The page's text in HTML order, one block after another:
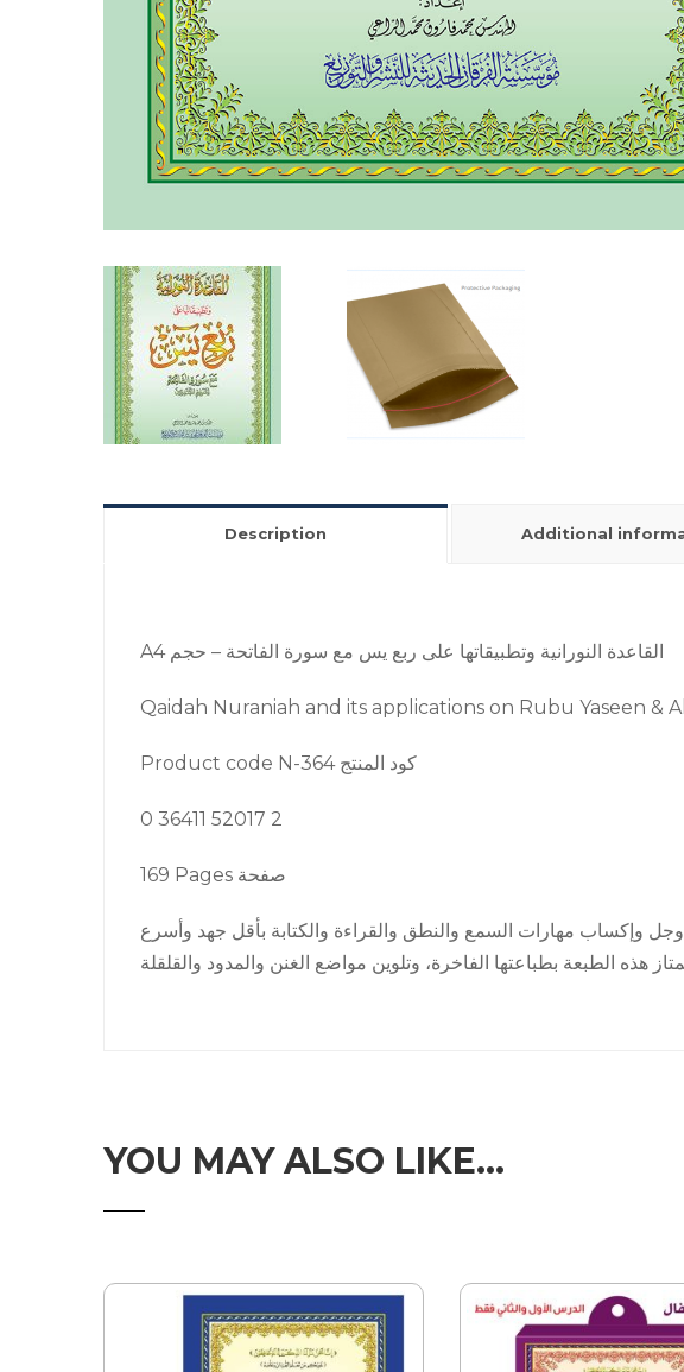
Description Additional
A4 القاعدة النورانية وتطبيقاتها على ربع يس مع سورة الفاتحة – حجم
Qaidah Nuraniah and its applications on Rubu Yaseen &
Product code N-364 كود المنتج
0 36411 52017 2
169 Pages صفحة
وجل وإكساب مهارات السمع والنطق والقراءة والكتابة بأقل جهد وأسرع
هذه الطبعة بطباعتها الفاخرة، وتلوين مواضع الغنن والمدود والقلقلة
YOU MAY ALSO LIKE…